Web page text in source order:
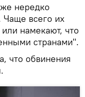
нередко
Чаще всего их
намекают, что
странами".
что обвинения